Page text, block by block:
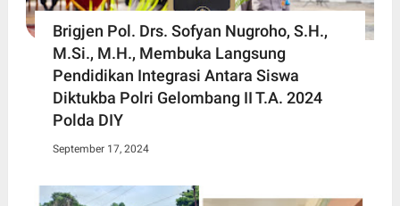
Brigjen Pol. Drs. Sofyan Nugroho, S.H.,
M.Si., M.H., Membuka Langsung
Pendidikan Integrasi Antara Siswa
Diktukba Polri Gelombang II T.A. 2024
Polda DIY
September 17, 2024